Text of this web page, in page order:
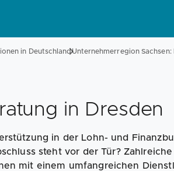
in DeutschlandUnternehmerregion
in Dresden
in der Lohn- und
steht vor der Tür?
mit einem umfangreichen